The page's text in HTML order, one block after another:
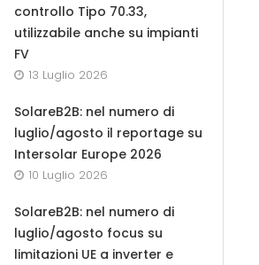
controllo Tipo 70.33,
utilizzabile anche su impianti
FV
13 Luglio 2026
SolareB2B: nel numero di
luglio/agosto il reportage su
Intersolar Europe 2026
10 Luglio 2026
SolareB2B: nel numero di
luglio/agosto focus su
limitazioni UE a inverter e